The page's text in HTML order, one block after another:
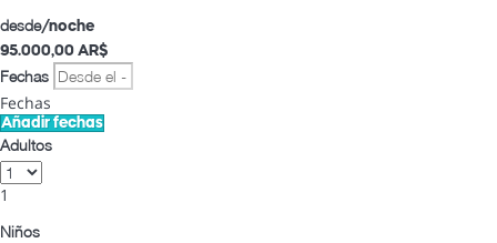
desde/noche
95.000,00 AR$
Fechas
Fechas
Añadir fechas
Adultos
1
Niños